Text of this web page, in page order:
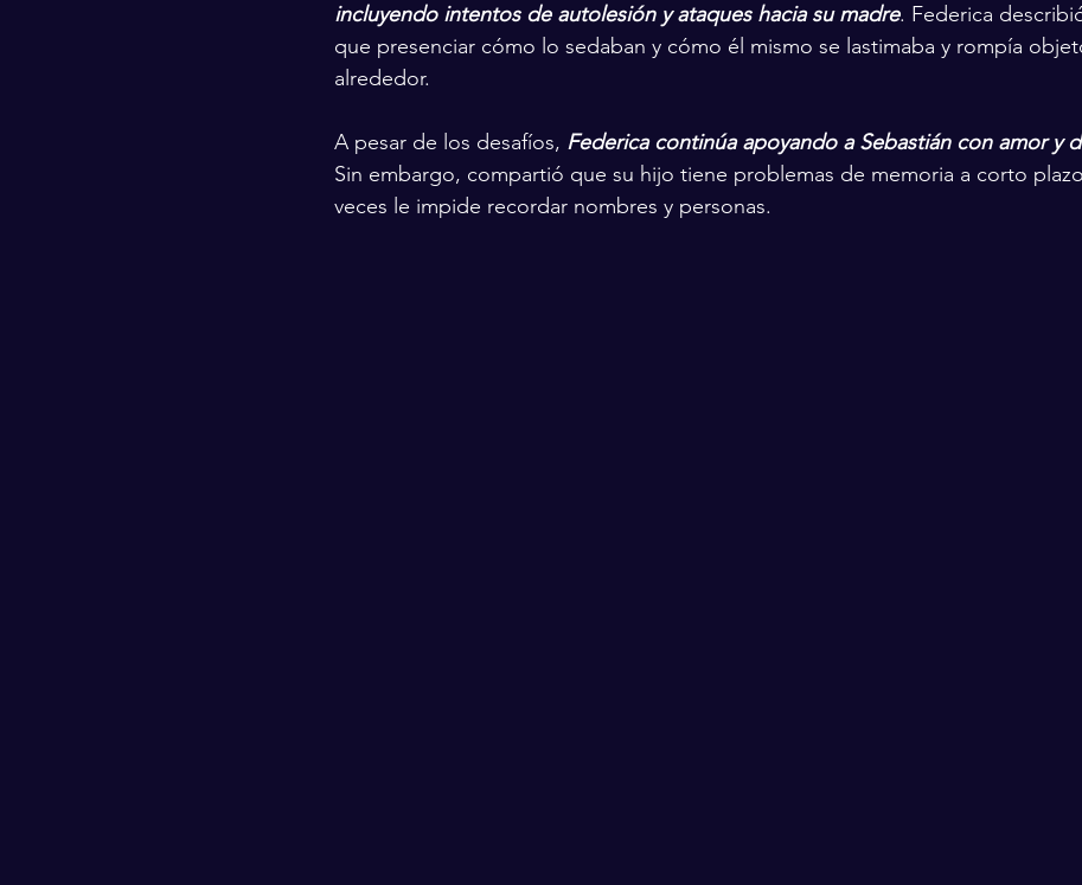
incluyendo intentos de autolesión y ataques hacia su madre. Federica
que presenciar cómo lo sedaban y cómo él mismo se lastimaba y rompía
alrededor.
A pesar de los desafíos, Federica continúa apoyando a Sebastián con amor y
Sin embargo, compartió que su hijo tiene problemas de memoria a corto
veces le impide recordar nombres y personas.